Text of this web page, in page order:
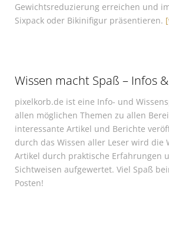
Gewichtsreduzierung erreichen und
Sixpack oder Bikinifigur präsentieren.
Wissen macht Spaß – Infos
pixelkorb.de ist eine Info- und
allen möglichen Themen zu allen
interessante Artikel und Berichte
durch das Wissen aller Leser wird die
Artikel durch praktische Erfahrungen
Sichtweisen aufgewertet. Viel Spaß
Posten!